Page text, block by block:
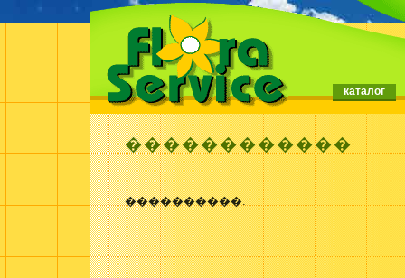
каталог
������������
����������: